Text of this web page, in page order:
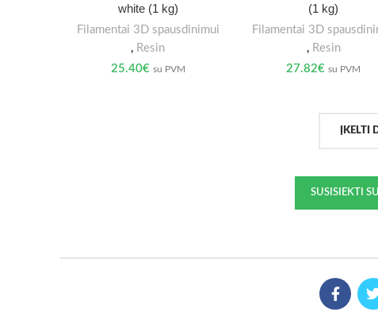
white (1 kg)
Filamentai 3D spausdinimui
, Resin
25.40€ su PVM
(1 kg)
Filamentai 3D
, Resin
27.82€ su PVM
ĮKELTI
SUSISIEKTI